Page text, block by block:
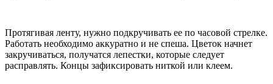
Протягивая ленту, нужно подкручивать ее по часовой стрелке.
Работать необходимо аккуратно и не спеша. Цветок начнет
закручиваться, получатся лепестки, которые следует
расправлять. Концы зафиксировать ниткой или клеем.